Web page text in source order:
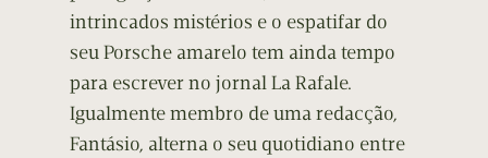
intrincados mistérios e o espatifar do
seu Porsche amarelo tem ainda tempo
para escrever no jornal La Rafale.
Igualmente membro de uma redacção,
Fantásio, alterna o seu quotidiano entre